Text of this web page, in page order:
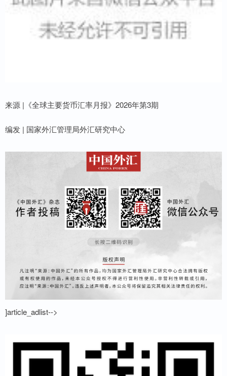
来源 |《全球主要货币汇率月报》2026年第3期
编发 | 国家外汇管理局外汇研究中心
]article_adlist-->